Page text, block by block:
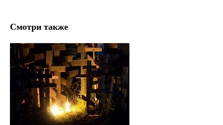
Смотри также